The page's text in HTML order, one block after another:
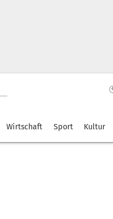
Wirtschaft Sport Kultur